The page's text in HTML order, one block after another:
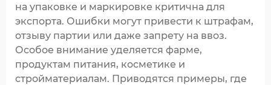
на упаковке и маркировке критична для
экспорта. Ошибки могут привести к штрафам,
отзыву партии или даже запрету на ввоз.
Особое внимание уделяется фарме,
продуктам питания, косметике и
стройматериалам. Приводятся примеры, где